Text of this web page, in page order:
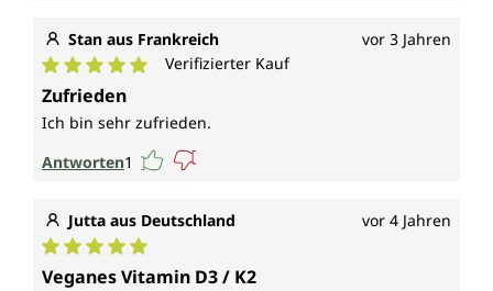
Stan aus Frankreich vor 3 Jahren
Durchschnittliche Bewertung von 5 von 5 Sternen
Verifizierter Kauf
Zufrieden
Ich bin sehr zufrieden.
Antworten1
Jutta aus Deutschland vor 4 Jahren
Durchschnittliche Bewertung von 5 von 5 Sternen
Veganes Vitamin D3 / K2